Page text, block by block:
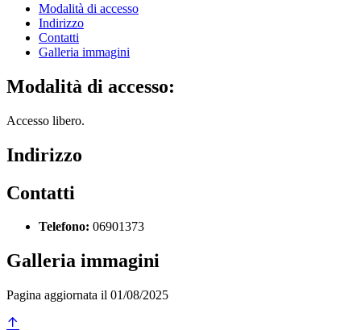
Modalità di accesso
Indirizzo
Contatti
Galleria immagini
Modalità di accesso:
Accesso libero.
Indirizzo
Contatti
Telefono: 06901373
Galleria immagini
Pagina aggiornata il 01/08/2025